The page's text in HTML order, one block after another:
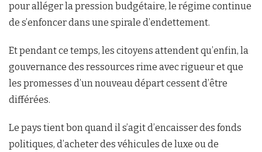
pour alléger la pression budgétaire, le régime continue
de s’enfoncer dans une spirale d’endettement.
Et pendant ce temps, les citoyens attendent qu’enfin, la
gouvernance des ressources rime avec rigueur et que
les promesses d’un nouveau départ cessent d’être
différées.
Le pays tient bon quand il s’agit d’encaisser des fonds
politiques, d’acheter des véhicules de luxe ou de